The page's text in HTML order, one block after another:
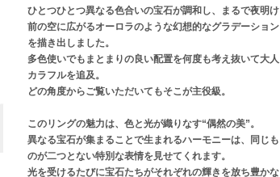
ひとつひとつ異なる色合いの宝石が調和し、まるで夜明け
前の空に広がるオーロラのような幻想的なグラデーション
を描き出しました。
多色使いでもまとまりの良い配置を何度も考え抜いて大人
カラフルを追及。
どの角度からご覧いただいてもそこが主役級。
このリングの魅力は、色と光が織りなす“偶然の美”。
異なる宝石が集まることで生まれるハーモニーは、同じも
のが二つとない特別な表情を見せてくれます。
光を受けるたびに宝石たちがそれぞれの輝きを放ち豊かな